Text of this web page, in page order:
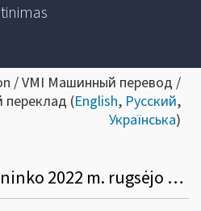
/ VMI Машинный перевод /
(English, Русский,
Українська)
Dėl VMI prie FM viršininko 2022 m. rugsėjo 28 d. įsakymo Nr. VA-72